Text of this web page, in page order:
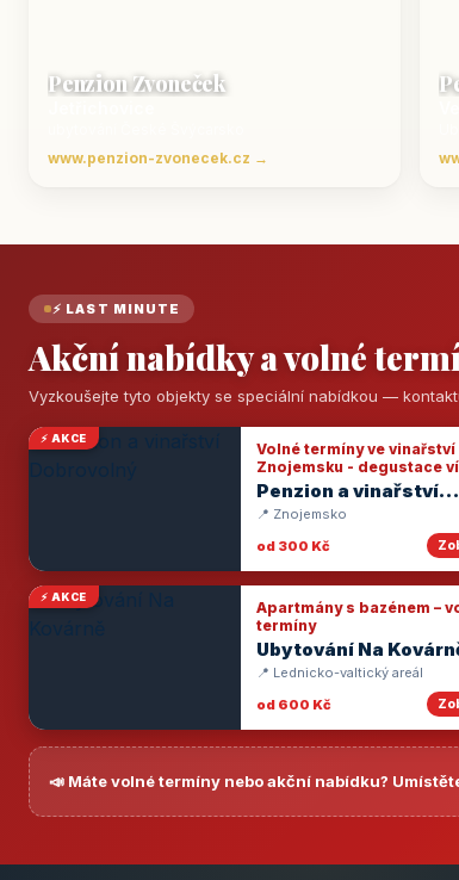
Penzion Zvoneček
www.penzion-zvonecek.cz →
⚡ LAST MINUTE
Akční nabídky a volné
Vyzkoušejte tyto objekty se speciální nabídkou —
⚡ AKCE
Volné termíny ve vinařství
Znojemsku - degustace
Penzion a vinařství
Dobrovolný
📍 Znojemsko
od 300 Kč
⚡ AKCE
Apartmány s bazénem –
termíny
Ubytování Na
📍 Lednicko-valtický areál
od 600 Kč
📣 Máte volné termíny nebo akční nabídku?